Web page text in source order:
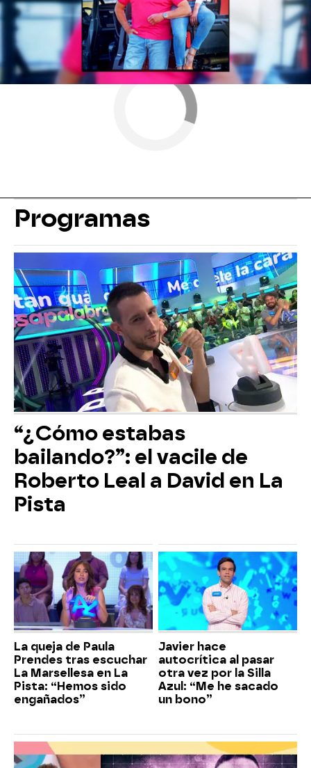
Programas
“¿Cómo estabas
bailando?”: el vacile de
Roberto Leal a David en La
Pista
La queja de Paula
Prendes tras escuchar
La Marsellesa en La
Pista: “Hemos sido
engañados”
Javier hace
autocrítica al pasar
otra vez por la Silla
Azul: “Me he sacado
un bono”